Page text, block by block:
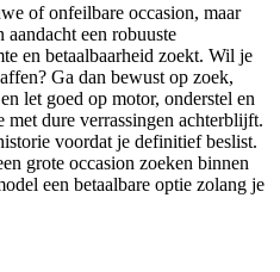
of onfeilbare occasion, maar
een robuuste
en betaalbaarheid zoekt. Wil je
Ga dan bewust op zoek,
let goed op motor, onderstel en
dure verrassingen achterblijft.
voordat je definitief beslist.
grote occasion zoeken binnen
een betaalbare optie zolang je